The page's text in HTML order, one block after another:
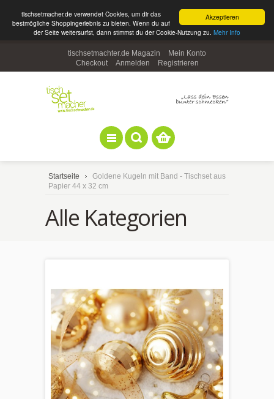
Akzeptieren
tischsetmacher.de verwendet Cookies, um dir das
bestmögliche Shoppingerlebnis zu bieten. Wenn du auf
der Seite weitersurfst, dann stimmst du der Cookie-Nutzung zu. Mehr Info
tischsetmachter.de Magazin
Mein Konto
Checkout
Anmelden Registrieren
Startseite
Goldene Kugeln mit Band - Tischset aus
Papier 44 x 32 cm
Alle Kategorien